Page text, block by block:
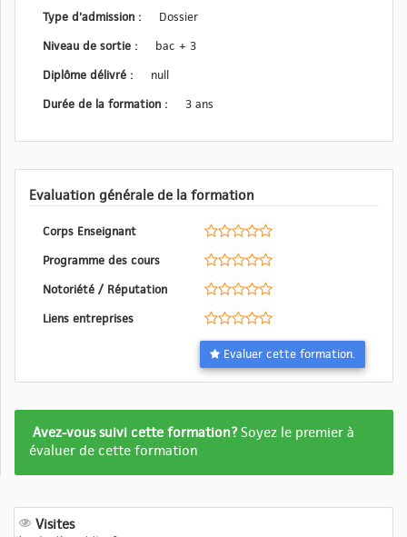
Type d'admission :
Dossier
Niveau de sortie :
bac + 3
Diplôme délivré :
null
Durée de la formation :
3 ans
Evaluation générale de la formation
Corps Enseignant
Programme des cours
Notoriété / Réputation
Liens entreprises
Evaluer cette formation.
Formation
pas
Avez-vous suivi cette formation?Soyez le premier à
évaluer de cette formation
Visites